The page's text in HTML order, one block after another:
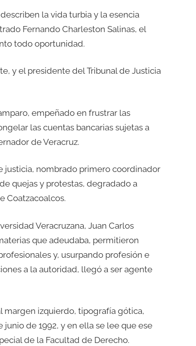
la vida turbia y la esencia
Fernando Charleston Salinas, el
todo oportunidad.
y el presidente del Tribunal de Justicia
empeñado en frustrar las
las cuentas bancarias sujetas a
de Veracruz.
justicia, nombrado primero coordinador
quejas y protestas, degradado a
Coatzacoalcos.
Veracruzana, Juan Carlos
que adeudaba, permitieron
y, usurpando profesión e
a la autoridad, llegó a ser agente
margen izquierdo, tipografía gótica,
de 1992, y en ella se lee que ese
de la Facultad de Derecho.